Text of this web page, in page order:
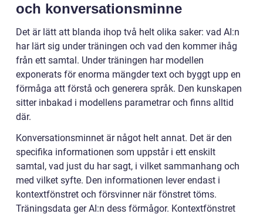
och konversationsminne
Det är lätt att blanda ihop två helt olika saker: vad AI:n
har lärt sig under träningen och vad den kommer ihåg
från ett samtal. Under träningen har modellen
exponerats för enorma mängder text och byggt upp en
förmåga att förstå och generera språk. Den kunskapen
sitter inbakad i modellens parametrar och finns alltid
där.
Konversationsminnet är något helt annat. Det är den
specifika informationen som uppstår i ett enskilt
samtal, vad just du har sagt, i vilket sammanhang och
med vilket syfte. Den informationen lever endast i
kontextfönstret och försvinner när fönstret töms.
Träningsdata ger AI:n dess förmågor. Kontextfönstret